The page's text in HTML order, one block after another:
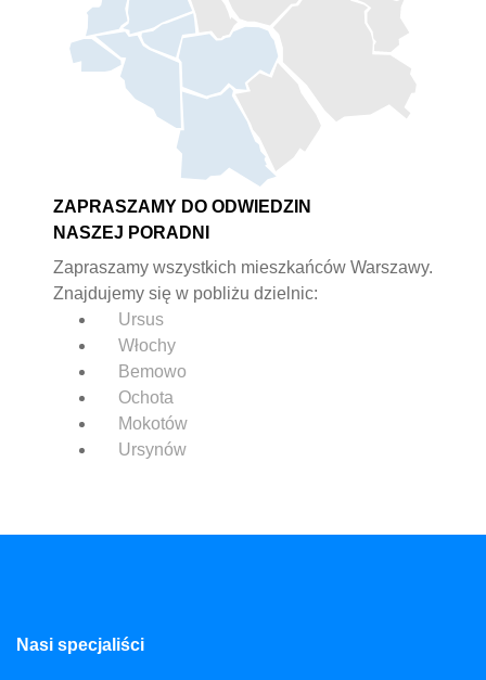
ZAPRASZAMY DO ODWIEDZIN
NASZEJ PORADNI
Zapraszamy wszystkich mieszkańców Warszawy.
Znajdujemy się w pobliżu dzielnic:
Ursus
Włochy
Bemowo
Ochota
Mokotów
Ursynów
Nasi specjaliści